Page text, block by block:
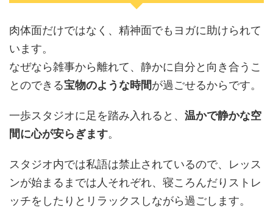
肉体面だけではなく、精神面でもヨガに助けられて
います。
なぜなら雑事から離れて、静かに自分と向き合うこ
とのできる宝物のような時間が過ごせるからです。
一歩スタジオに足を踏み入れると、 温かで静かな空
間に心が安らぎます。
スタジオ内では私語は禁止されているので、レッス
ンが始まるまでは人それぞれ、寝ころんだりストレ
ッチをしたりとリラックスしながら過ごします。